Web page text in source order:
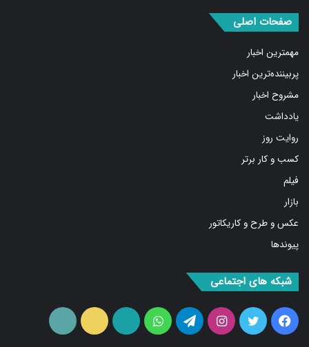
صفحات اصلی
مهمترین اخبار
پربیننده‌ترین اخبار
مشروح اخبار
یادداشت
روایت روز
کسب و کار برتر
فیلم
بازار
عکس و طرح و کاریکاتور
پیوندها
شبکه های اجتماعی
فیس توییتراینستاگرام
تلگرامواتس
آپارات ایتا